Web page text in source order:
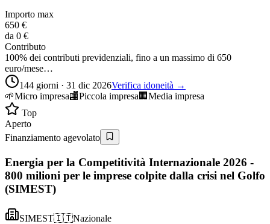
Importo max
650 €
da 0 €
Contributo
100% dei contributi previdenziali, fino a un massimo di 650
euro/mese…
144 giorni · 31 dic 2026Verifica idoneità →
🌱Micro impresa🏬Piccola impresa🏢 Media impresa
Top
Aperto
Finanziamento agevolato
Energia per la Competitività Internazionale 2026 -
800 milioni per le imprese colpite dalla crisi nel Golfo
(SIMEST)
SIMEST🇮🇹Nazionale